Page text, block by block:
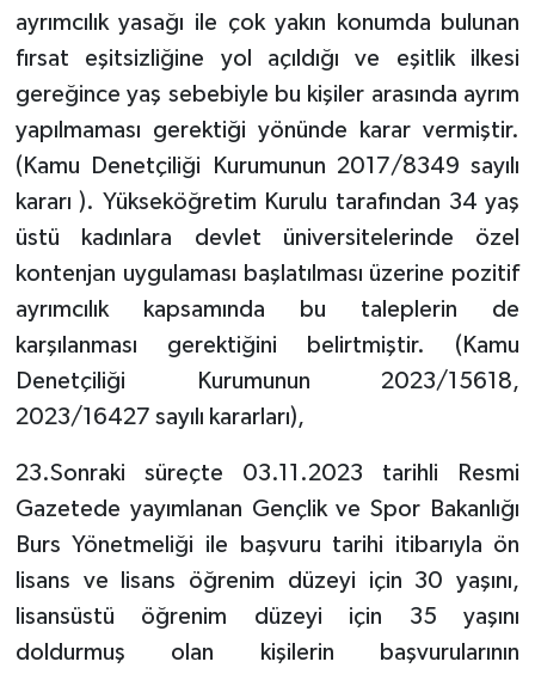
ayrımcılık yasağı ile çok yakın konumda bulunan
fırsat eşitsizliğine yol açıldığı ve eşitlik ilkesi
gereğince yaş sebebiyle bu kişiler arasında ayrım
yapılmaması gerektiği yönünde karar vermiştir.
(Kamu Denetçiliği Kurumunun 2017/8349 sayılı
kararı ). Yükseköğretim Kurulu tarafından 34 yaş
üstü kadınlara devlet üniversitelerinde özel
kontenjan uygulaması başlatılması üzerine pozitif
ayrımcılık kapsamında bu taleplerin de
karşılanması gerektiğini belirtmiştir. (Kamu
Denetçiliği Kurumunun 2023/15618,
2023/16427 sayılı kararları),
23.Sonraki süreçte 03.11.2023 tarihli Resmi
Gazetede yayımlanan Gençlik ve Spor Bakanlığı
Burs Yönetmeliği ile başvuru tarihi itibarıyla ön
lisans ve lisans öğrenim düzeyi için 30 yaşını,
lisansüstü öğrenim düzeyi için 35 yaşını
doldurmuş olan kişilerin başvurularının